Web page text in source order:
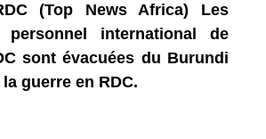
(Top News Africa) Les
international de
sont évacuées du Burundi
guerre en RDC.